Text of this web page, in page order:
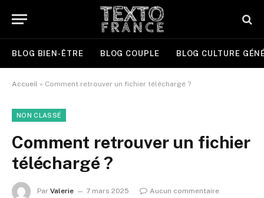
BLOG BIEN-ÊTRE BLOG COUPLE BLOG CULTURE
Accueil » Comment retrouver un fichier téléchargé ?
NON CLASSÉ
Comment retrouver un fichier
téléchargé ?
Par Valerie 7 mars 2025
Aucun commentaire